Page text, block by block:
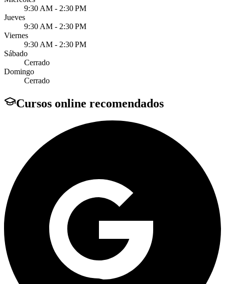
9:30 AM - 2:30 PM
Jueves
9:30 AM - 2:30 PM
Viernes
9:30 AM - 2:30 PM
Sábado
Cerrado
Domingo
Cerrado
Cursos online recomendados